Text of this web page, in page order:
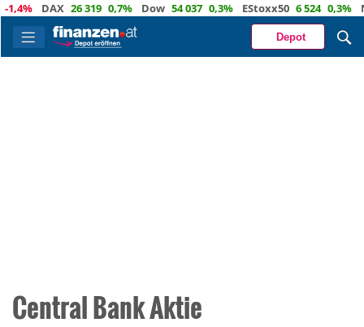
DAX 26 319 0,7% Dow 54 037 0,3% EStoxx50 6 524 0,3%
Depot
Central Bank Aktie